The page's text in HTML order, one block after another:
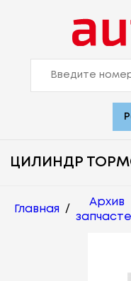
ЦИЛИНДР
Главная /
Архив